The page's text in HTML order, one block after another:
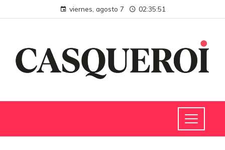
viernes, agosto 7 02:35:52